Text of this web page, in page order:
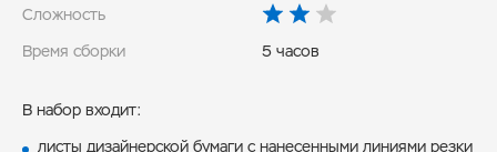
Сложность
Время сборки
5 часов
В набор входит:
листы дизайнерской бумаги с нанесенными линиями резки